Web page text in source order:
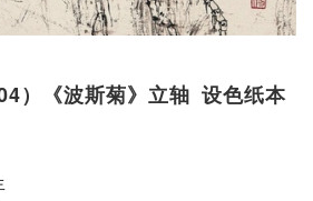
）《波斯菊》立轴 设色纸本